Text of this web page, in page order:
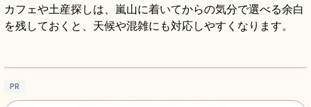
カフェや土産探しは、嵐山に着いてからの気分で選べる余白
を残しておくと、天候や混雑にも対応しやすくなります。
伏見稲荷大社の見どころ｜千本鳥居と稲荷山
PR